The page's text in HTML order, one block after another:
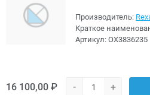
Производитель:
Краткое
Артикул: OX3836235
16 100,00 ₽ - +